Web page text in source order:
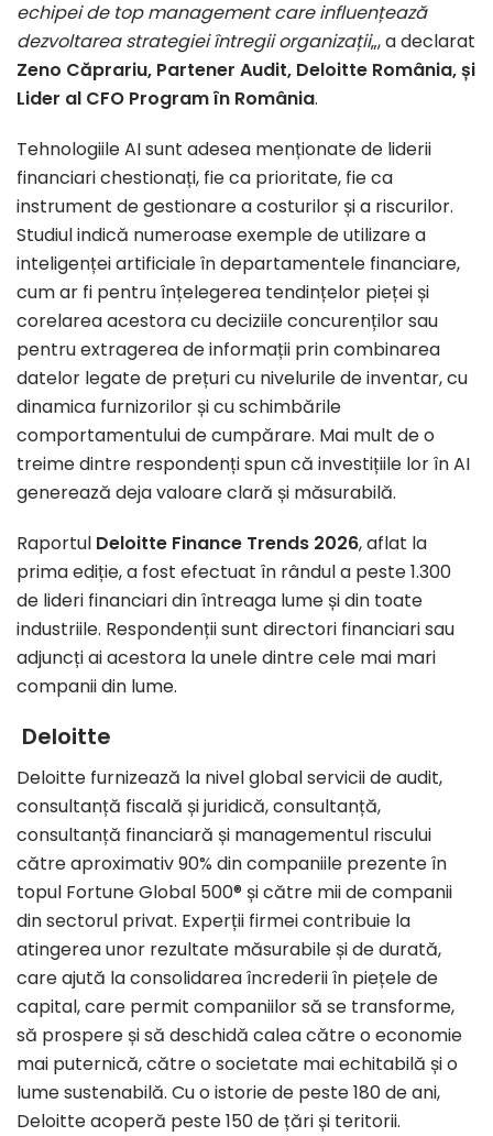
echipei de top management care influențează
dezvoltarea strategiei întregii organizații„, a declarat
Zeno Căprariu, Partener Audit, Deloitte România, și
Lider al CFO Program în România.
Tehnologiile AI sunt adesea menționate de liderii
financiari chestionați, fie ca prioritate, fie ca
instrument de gestionare a costurilor și a riscurilor.
Studiul indică numeroase exemple de utilizare a
inteligenței artificiale în departamentele financiare,
cum ar fi pentru înțelegerea tendințelor pieței și
corelarea acestora cu deciziile concurenților sau
pentru extragerea de informații prin combinarea
datelor legate de prețuri cu nivelurile de inventar, cu
dinamica furnizorilor și cu schimbările
comportamentului de cumpărare. Mai mult de o
treime dintre respondenți spun că investițiile lor în AI
generează deja valoare clară și măsurabilă.
Raportul Deloitte Finance Trends 2026, aflat la
prima ediție, a fost efectuat în rândul a peste 1.300
de lideri financiari din întreaga lume și din toate
industriile. Respondenții sunt directori financiari sau
adjuncți ai acestora la unele dintre cele mai mari
companii din lume.
Deloitte
Deloitte furnizează la nivel global servicii de audit,
consultanță fiscală și juridică, consultanță,
consultanță financiară și managementul riscului
către aproximativ 90% din companiile prezente în
topul Fortune Global 500® și către mii de companii
din sectorul privat. Experții firmei contribuie la
atingerea unor rezultate măsurabile și de durată,
care ajută la consolidarea încrederii în piețele de
capital, care permit companiilor să se transforme,
să prospere și să deschidă calea către o economie
mai puternică, către o societate mai echitabilă și o
lume sustenabilă. Cu o istorie de peste 180 de ani,
Deloitte acoperă peste 150 de țări și teritorii.